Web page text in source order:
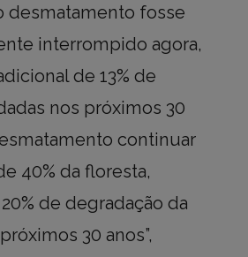
desmatamento fosse
interrompido agora,
de 13% de
nos próximos 30
continuar
40% da floresta,
de degradação da
30 anos”,